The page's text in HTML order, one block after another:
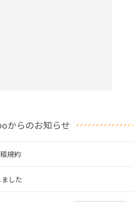
からのお知らせ
規約
した